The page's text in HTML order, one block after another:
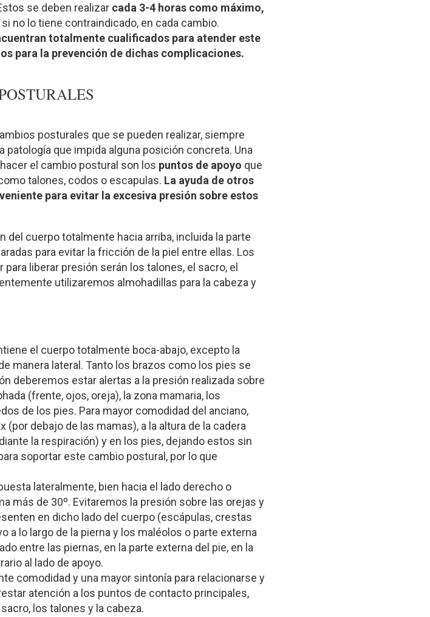
se deben realizar cada 3-4 horas como máximo,
no lo tiene contraindicado, en cada cambio.
totalmente cualificados para atender este
para la prevención de dichas complicaciones.
posturales que se pueden realizar, siempre
que impida alguna posición concreta. Una
el cambio postural son los puntos de apoyo que
talones, codos o escapulas. La ayuda de otros
para evitar la excesiva presión sobre estos
del cuerpo totalmente hacia arriba, incluida la parte
para evitar la fricción de la piel entre ellas. Los
liberar presión serán los talones, el sacro, el
utilizaremos almohadillas para la cabeza y
el cuerpo totalmente boca-abajo, excepto la
manera lateral. Tanto los brazos como los pies se
deberemos estar alertas a la presión realizada sobre
(frente, ojos, oreja), la zona mamaria, los
de los pies. Para mayor comodidad del anciano,
debajo de las mamas), a la altura de la cadera
la respiración) y en los pies, dejando estos sin
soportar este cambio postural, por lo que
lateralmente, bien hacia el lado derecho o
más de 30º. Evitaremos la presión sobre las orejas y
en dicho lado del cuerpo (escápulas, crestas
a lo largo de la pierna y los maléolos o parte externa
entre las piernas, en la parte externa del pie, en la
al lado de apoyo.
comodidad y una mayor sintonía para relacionarse y
atención a los puntos de contacto principales,
los talones y la cabeza.